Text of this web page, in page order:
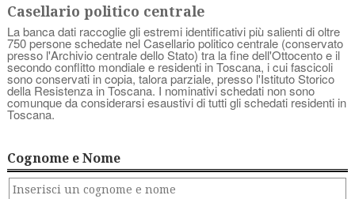
Casellario politico centrale
La banca dati raccoglie gli estremi identificativi più salienti di oltre
750 persone schedate nel Casellario politico centrale (conservato
presso l'Archivio centrale dello Stato) tra la fine dell'Ottocento e il
secondo conflitto mondiale e residenti in Toscana, i cui fascicoli
sono conservati in copia, talora parziale, presso l'Istituto Storico
della Resistenza in Toscana. I nominativi schedati non sono
comunque da considerarsi esaustivi di tutti gli schedati residenti in
Toscana.
Cognome e Nome